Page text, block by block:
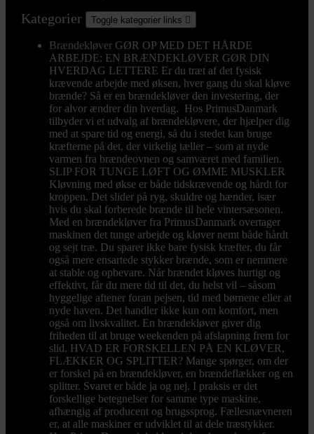
Kategorier Toggle kategorier links 
Brændekløver GØR OP MED DET HÅRDE
ARBEJDE: EN BRÆNDEKLØVER GØR DIN
HVERDAG LETTERE Er du træt af det fysisk
krævende arbejde med øksen, hver gang du skal kløve
brænde? Så er en brændekløver den investering, der
for alvor ændrer din hverdag. Hos PrimusDanmark
tilbyder vi et udvalg af brændekløvere, der hjælper dig
med at spare tid og energi, så du i stedet kan bruge
kræfterne på det, der virkelig tæller – som at nyde
varmen fra brændeovnen og samværet med familien.
SLIP FOR TUNGE LØFT OG ØMME MUSKLER
Kløvning med økse er både tidskrævende og hårdt for
kroppen. Det slider på ryg, skuldre og hænder, især
hvis du skal forberede brænde til hele vintersæsonen.
Med en brændekløver fra PrimusDanmark overtager
maskinen det tunge arbejde og kløver nemt både hårdt
og sejt træ. Du sparer ikke bare fysisk kræfter, du får
også mere ensartede stykker brænde, som er nemmere
at stable og opbevare. Når brændet kløves hurtigt og
effektivt, får du mere tid til det, du helst vil – såsom
hyggelige aftener foran pejsen, tid med børnene eller at
nyde haven. Det handler ikke kun om komfort, men
også om livskvalitet. En brændekløver giver dig
friheden til at bruge weekenden på afslapning frem for
slid. HVAD ER FORSKELLEN PÅ EN KLØVER,
FLÆKKER OG SPLITTER? Mange spørger, om der
er forskel på en brændekløver, en brændeflækker og en
splitter. Svaret er både ja og nej. I praksis er det
forskellige betegnelser for samme type maskine,
afhængig af producent og brugssprog. Fællesnævneren
er, at alle maskiner er udviklet til at dele træstykker.